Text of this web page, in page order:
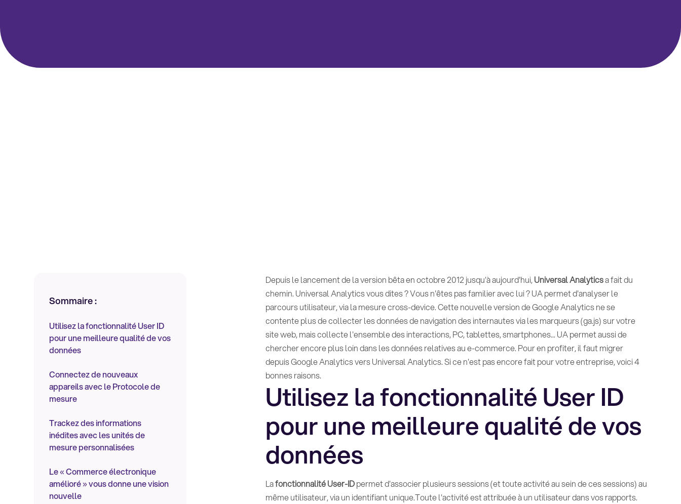
Sommaire :
Utilisez la fonctionnalité User ID
pour une meilleure qualité de vos
données
Connectez de nouveaux
appareils avec le Protocole de
mesure
Trackez des informations
inédites avec les unités de
mesure personnalisées
Le « Commerce électronique
amélioré » vous donne une vision
nouvelle
Depuis le lancement de la version bêta en octobre 2012 jusqu'à aujourd'hui,Universal Analyticsa fait du
chemin. Universal Analytics vous dites ? Vous n'êtes pas familier avec lui ? UA permet d'analyser le
parcours utilisateur, via la mesure cross-device. Cette nouvelle version de Google Analytics ne se
contente plus de collecter les données de navigation des internautes via les marqueurs (ga.js) sur votre
site web, mais collecte l'ensemble des interactions, PC, tablettes, smartphones... UA permet aussi de
chercher encore plus loin dans les données relatives au e-commerce. Pour en profiter, il faut migrer
depuis Google Analytics vers Universal Analytics. Si ce n'est pas encore fait pour votre entreprise, voici 4
bonnes raisons.
Utilisez la fonctionnalité User ID
pour une meilleure qualité de vos
données
Lafonctionnalité User-IDpermet d'associer plusieurs sessions (et toute activité au sein de ces sessions) au
même utilisateur, via un identifiant unique.Toute l'activité est attribuée à un utilisateur dans vos rapports.